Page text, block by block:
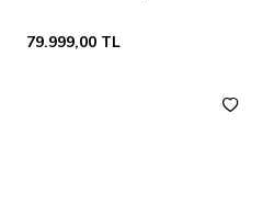
79.999,00 TL